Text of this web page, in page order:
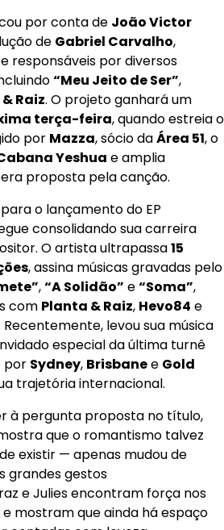
por conta de João Victor
de Gabriel Carvalho,
e responsáveis por diversos
“Meu Jeito de Ser”,
Raiz. O projeto ganhará um
terça-feira, quando estreia o
por Mazza, sócio daÁrea 51, o
Yeshua e amplia
proposta pela canção.
o lançamento do EP
consolidando sua carreira
O artista ultrapassa15
, assina músicas gravadas pelo
,“A Solidão” e“Soma”,
com Planta & Raiz, Hevo84 e
Recentemente, levou sua música
especial da última turnê
por Sydney, Brisbanee Gold
trajetória internacional.
à pergunta proposta no título,
que o romantismo talvez
existir — apenas mudou de
grandes gestos
e Julies encontram força nos
mostram que ainda há espaço